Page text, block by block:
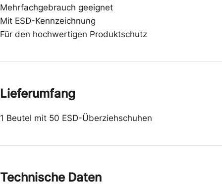
Mehrfachgebrauch geeignet
Mit ESD-Kennzeichnung
Für den hochwertigen Produktschutz
Lieferumfang
1 Beutel mit 50 ESD-Überziehschuhen
Technische Daten